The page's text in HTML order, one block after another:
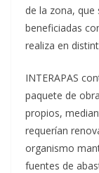
de la zona, que
beneficiadas
realiza en
INTERAPAS
paquete de
propios,
requerían
organismo
fuentes de